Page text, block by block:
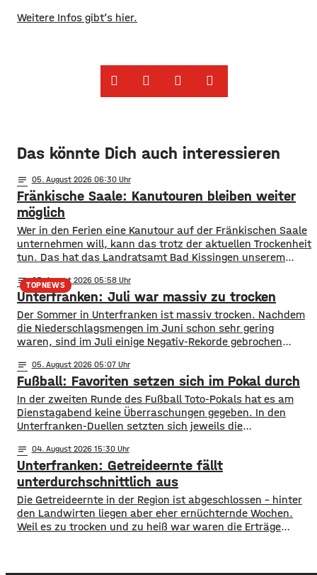
Weitere Infos gibt’s hier.
Das könnte Dich auch interessieren
notes 05. August 2026 06:30
Fränkische Saale: Kanutouren bleiben weiter
möglich
Wer in den Ferien eine Kanutour auf der Fränkischen Saale
unternehmen will, kann das trotz der aktuellen Trockenheit
tun. Das hat das Landratsamt Bad Kissingen unserem
aktuell zwar niedrig, in Teilbereichen auch grenzwertig,
aber noch gibt es keine Einschränkungen für Kanuten.
Befahrbar ist die Fränkische Saale zwischen Bad Neustadt
TOPNEWS
notes 05. August 2026 05:58
Unterfranken: Juli war massiv zu trocken
Der Sommer in Unterfranken ist massiv trocken. Nachdem
die Niederschlagsmengen im Juni schon sehr gering
waren, sind im Juli einige Negativ-Rekorde gebrochen
zehn Prozent des langjährigen Juli-Schnitts. so Zahlen des
Deutschen Wetterdiensts. Normalerweise fallen in diesem
Monat etwa 65 Liter Regen pro Quadratmeter. Mehrere Orte
im Bereich
notes 05. August 2026 05:07
Fußball: Favoriten setzen sich im Pokal durch
In der zweiten Runde des Fußball Toto-Pokals hat es am
Dienstagabend keine Überraschungen gegeben. In den
Unterfranken-Duellen setzten sich jeweils die
Kickers setzte sich mit 3:0 beim Landesligisten TSV
Abtswind durch. Die beiden Regionalligisten Schweinfurt
und Aubstadt hatten es jeweils mit Bayernligisten zu tun:
Schweinfurt konnte 2:0 beim TSV Großbardorf
notes 04. August 2026 15:30
Unterfranken: Getreideernte fällt
unterdurchschnittlich aus
​​Die Getreideernte in der Region ist abgeschlossen – hinter
den Landwirten liegen aber eher ernüchternde Wochen.
Weil es zu trocken und zu heiß war waren die Erträge